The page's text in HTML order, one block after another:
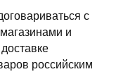
с
и
российским